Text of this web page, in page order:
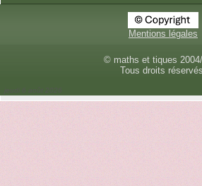
Mentions légales
© maths et tiques
Tous droits réservés.